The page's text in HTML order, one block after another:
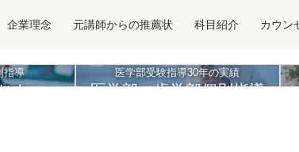
企業理念 元講師からの推薦状 科目紹介 カウン
指導
ん
医学部受験指導30年の実績
医学部・歯学部個別指導